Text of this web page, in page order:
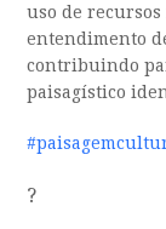
uso de
entendimento
contribuindo
paisagístico
?